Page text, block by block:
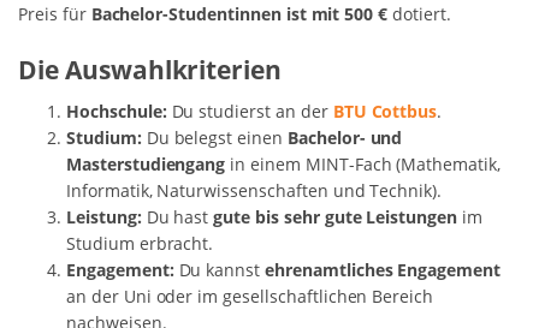
Preis für Bachelor-Studentinnen ist mit 500 € dotiert.
Die Auswahlkriterien
Hochschule: Du studierst an der BTU Cottbus.
Studium: Du belegst einen Bachelor- und
Masterstudiengang in einem MINT-Fach (Mathematik,
Informatik, Naturwissenschaften und Technik).
Leistung: Du hastgute bis sehr gute Leistungen im
Studium erbracht.
Engagement: Du kannstehrenamtliches Engagement
an der Uni oder im gesellschaftlichen Bereich
nachweisen.